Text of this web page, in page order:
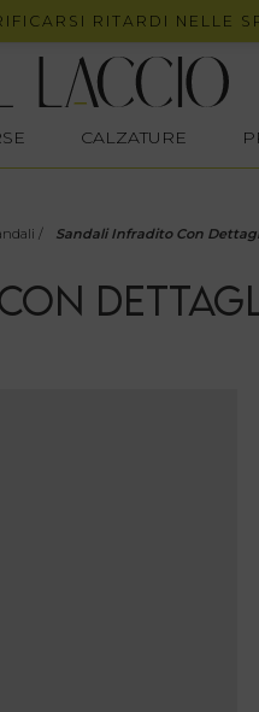
RITARDI NELLE
CALZATURE
/ Sandali Infradito Con